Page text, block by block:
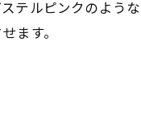
テルピンクのよう
ます。